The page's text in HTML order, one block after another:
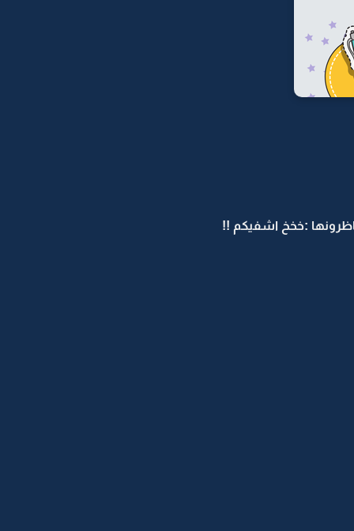
:خخخ اشفيكم !!